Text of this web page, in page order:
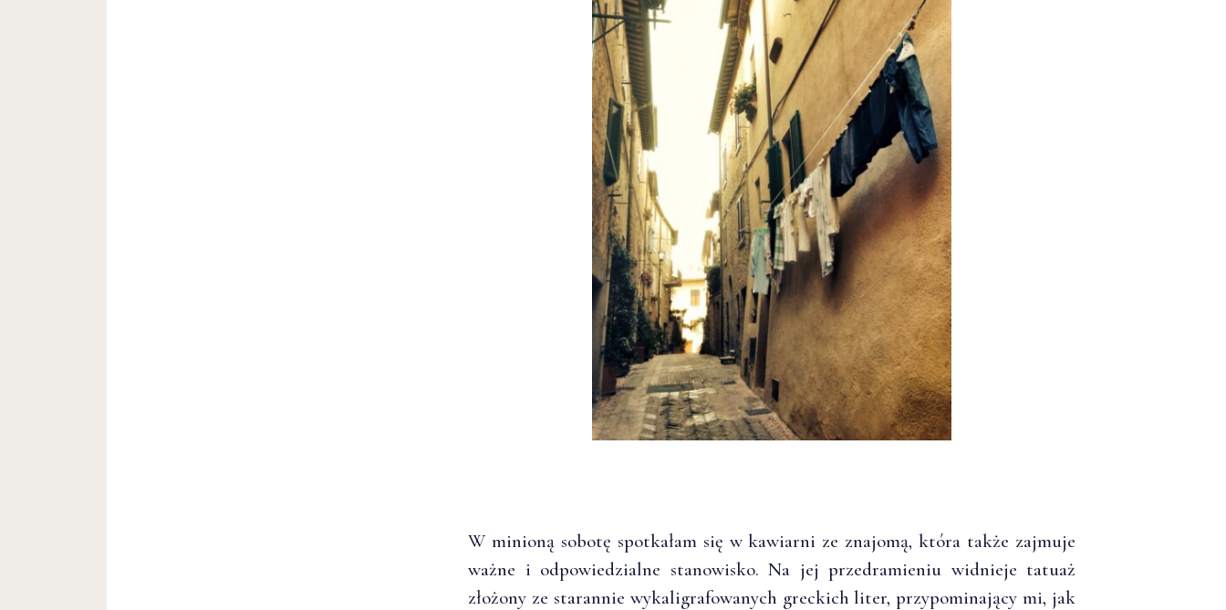
W minioną sobotę spotkałam się w kawiarni ze znajomą, która także zajmuje
ważne i odpowiedzialne stanowisko. Na jej przedramieniu widnieje tatuaż
złożony ze starannie wykaligrafowanych greckich liter, przypominający mi, jak